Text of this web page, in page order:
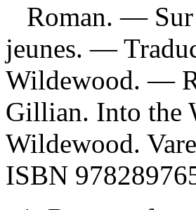
Roman. — Sur
jeunes. —
Wildewood. —
Gillian. Into the
Wildewood.
ISBN